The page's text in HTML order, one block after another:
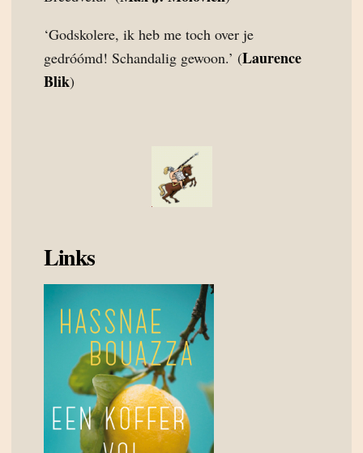
‘Godskolere, ik heb me toch over je
gedróómd! Schandalig gewoon.’ (Laurence
Blik)
Links